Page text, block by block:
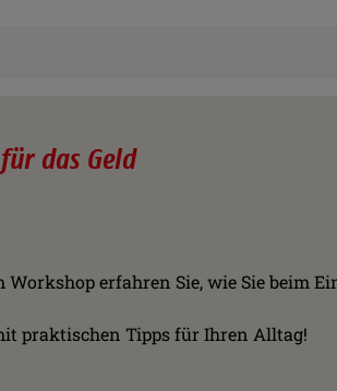
das Geld
erfahren Sie, wie Sie beim
praktischen Tipps für Ihren Alltag!